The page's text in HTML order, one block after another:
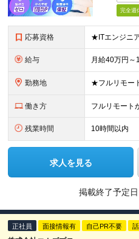
完全週
応募資格
給与
勤務地
働き方 フルリモート
残業時間 10時間以内
求人を見る
掲載終了予定日
正社員 面接情報有 自己PR不要